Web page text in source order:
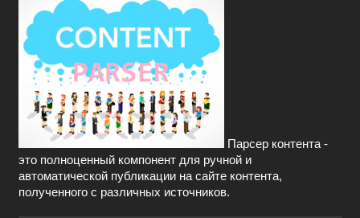
Парсер контента -
это полноценный компонент для ручной и
автоматической публикации на сайте контента,
полученного с различных источников.